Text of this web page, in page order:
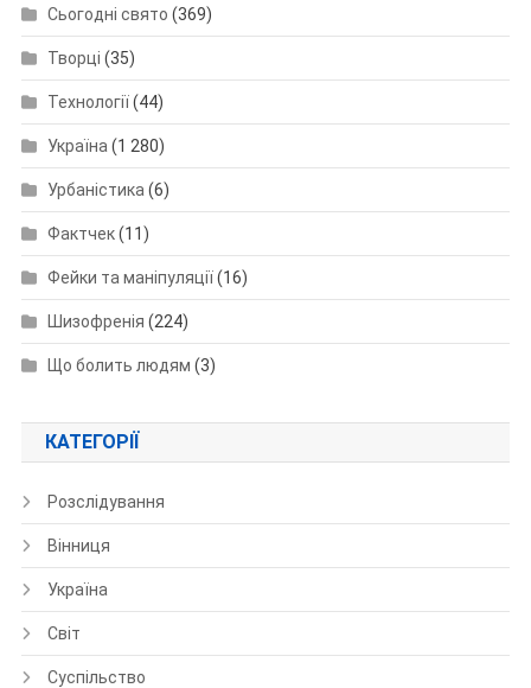
Сьогодні свято (369)
Творці (35)
Технології(44)
Україна (1 280)
Урбаністика (6)
Фактчек(11)
Фейки та маніпуляції(16)
Шизофренія (224)
Що болить людям (3)
КАТЕГОРІЇ
Розслідування
Вінниця
Україна
Світ
Суспільство